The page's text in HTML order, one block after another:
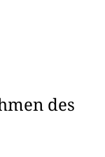
des